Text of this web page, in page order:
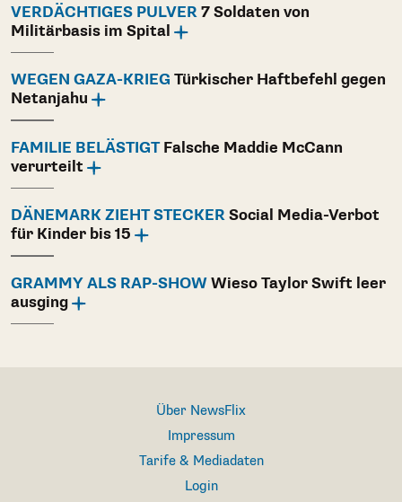
VERDÄCHTIGES PULVER 7 Soldaten von
Militärbasis im Spital
WEGEN GAZA-KRIEG Türkischer Haftbefehl gegen
Netanjahu
FAMILIE BELÄSTIGTFalsche Maddie McCann
verurteilt
DÄNEMARK ZIEHT STECKER Social Media-Verbot
für Kinder bis 15
GRAMMY ALS RAP-SHOW Wieso Taylor Swift leer
ausging
Über NewsFlix
Impressum
Tarife & Mediadaten
Login